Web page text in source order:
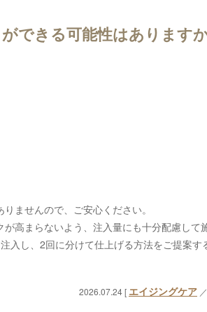
できる可能性はあります
ませんので、ご安心ください。
高まらないよう、注入量にも十分配慮して
入し、2回に分けて仕上げる方法をご提案す
2026.07.24 [ エイジングケア ／